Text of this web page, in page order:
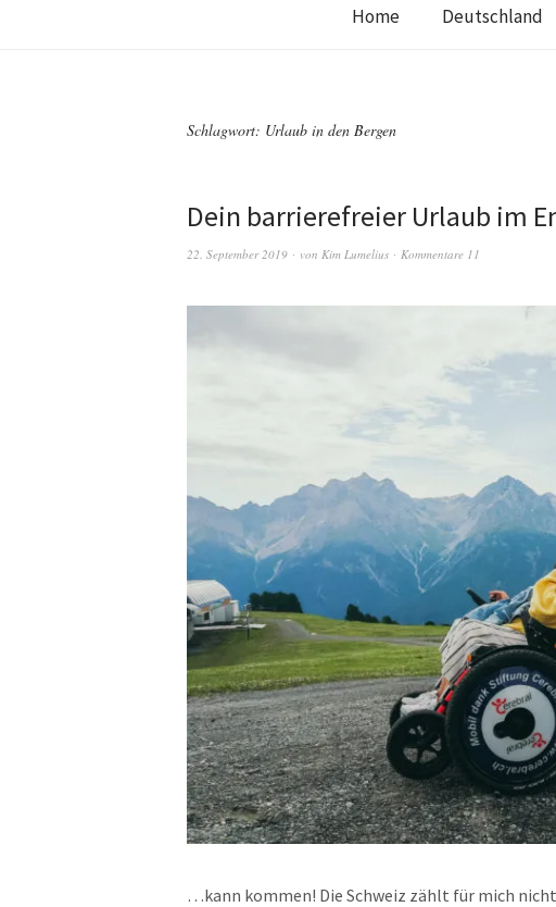
Home Deutschland
Schlagwort: Urlaub in den Bergen
Dein barrierefreier Urlaub im
22. September 2019 von Kim Lumelius Kommentare 11
…kann kommen! Die Schweiz zählt für mich